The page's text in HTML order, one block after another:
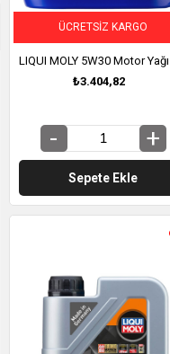
₺3.404,82
Sepete Ekle
ÜCRETSIZ KARGO